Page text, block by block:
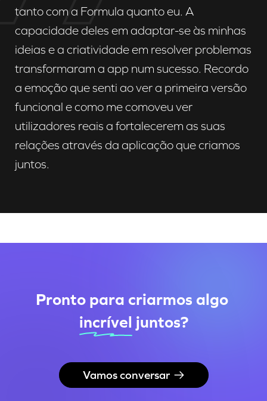
tanto com a Formula quanto eu. A
capacidade deles em adaptar-se às minhas
ideias e a criatividade em resolver problemas
transformaram a app num sucesso. Recordo
a emoção que senti ao ver a primeira versão
funcional e como me comoveu ver
utilizadores reais a fortalecerem as suas
relações através da aplicação que criamos
juntos.
Pronto para criarmos algo
incrível juntos?
Vamos conversar